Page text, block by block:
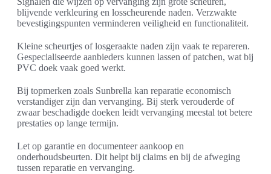
blijvende verkleuring en losscheurende naden. Verzwakte
bevestigingspunten verminderen veiligheid en functionaliteit.
Kleine scheurtjes of losgeraakte naden zijn vaak te repareren.
Gespecialiseerde aanbieders kunnen lassen of patchen, wat bij
PVC doek vaak goed werkt.
Bij topmerken zoals Sunbrella kan reparatie economisch
verstandiger zijn dan vervanging. Bij sterk verouderde of
zwaar beschadigde doeken leidt vervanging meestal tot betere
prestaties op lange termijn.
Let op garantie en documenteer aankoop en
onderhoudsbeurten. Dit helpt bij claims en bij de afweging
tussen reparatie en vervanging.